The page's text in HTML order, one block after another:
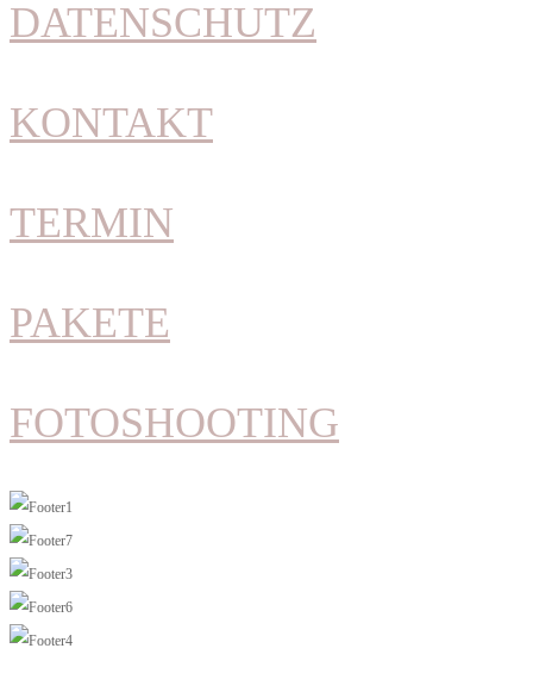
DATENSCHUTZ
KONTAKT
TERMIN
PAKETE
FOTOSHOOTING